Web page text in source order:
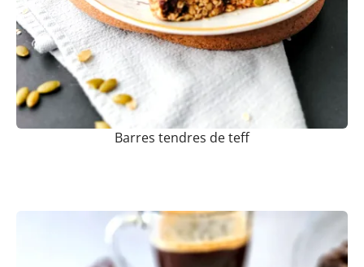
Barres tendres de teff